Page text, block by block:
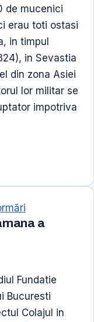
de mucenici
erau toti ostasi
in timpul
in Sevastia
din zona Asiei
lor militar se
impotriva
a
Fundatie
Bucuresti
Colajul in